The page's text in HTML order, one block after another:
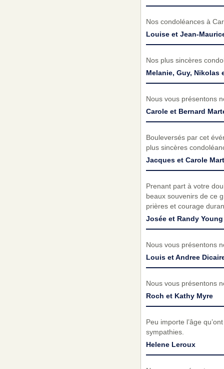
Nos condoléances à
Louise et Jean-
Nos plus sincères
Melanie, Guy, Nikolas
Nous vous présentons
Carole et Bernard
Bouleversés par cet
plus sincères
Jacques et Carole
Prenant part à votre
beaux souvenirs de ce
prières et courage
Josée et Randy Young
Nous vous présentons
Louis et Andree
Nous vous présentons
Roch et Kathy Myre
Peu importe l’âge
sympathies.
Helene Leroux